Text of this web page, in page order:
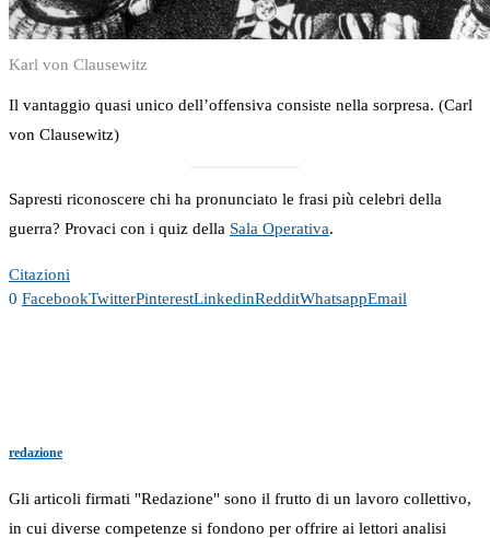
Karl von Clausewitz
Il vantaggio quasi unico dell’offensiva consiste nella sorpresa. (Carl
von Clausewitz)
Sapresti riconoscere chi ha pronunciato le frasi più celebri della
guerra? Provaci con i quiz della Sala Operativa.
Citazioni
0 FacebookTwitterPinterestLinkedinRedditWhatsappEmail
redazione
Gli articoli firmati "Redazione" sono il frutto di un lavoro collettivo,
in cui diverse competenze si fondono per offrire ai lettori analisi